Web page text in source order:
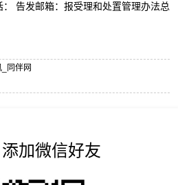
告发邮箱：报受理和处置管理办法总
同伴网
加微信好友